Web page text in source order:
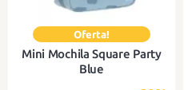
Mini Mochila Square Party
Blue